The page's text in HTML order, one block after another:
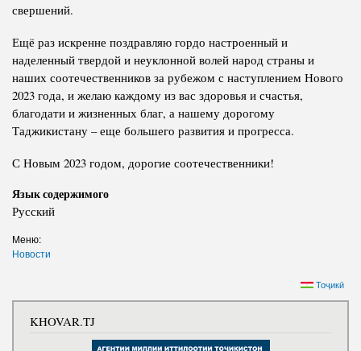
свершений.
Ещё раз искренне поздравляю гордо настроенный и
наделенный твердой и неуклонной волей народ страны и
наших соотечественников за рубежом с наступлением Нового
2023 года, и желаю каждому из вас здоровья и счастья,
благодати и жизненных благ, а нашему дорогому
Таджикистану – еще большего развития и прогресса.
С Новым 2023 годом, дорогие соотечественники!
Язык содержимого
Русский
Меню:
Новости
Тоҷикӣ
KHOVAR.TJ